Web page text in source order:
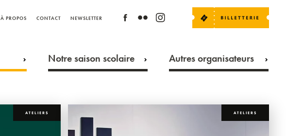
À PROPOS CONTACT NEWSLETTER
Notre saison scolaire Autres organisateurs
ATELIERS ATELIERS